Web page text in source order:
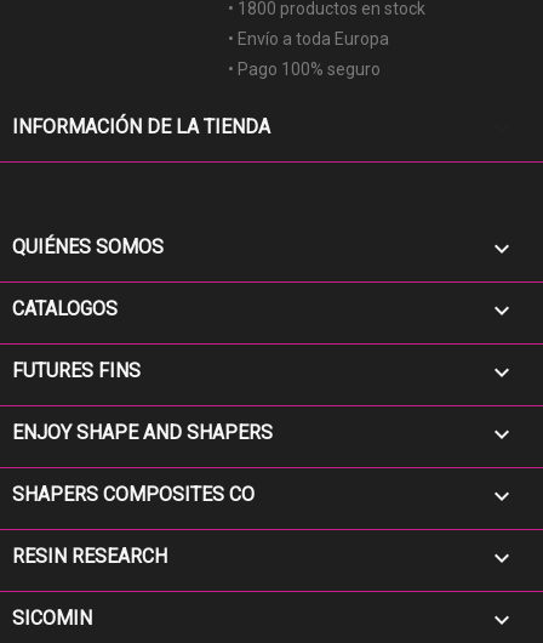
• 1800 productos en stock
• Envío a toda Europa
• Pago 100% seguro
INFORMACIÓN DE LA TIENDA
QUIÉNES SOMOS 
CATALOGOS 
FUTURES FINS 
ENJOY SHAPE AND SHAPERS 
SHAPERS COMPOSITES CO 
RESIN RESEARCH 
SICOMIN 